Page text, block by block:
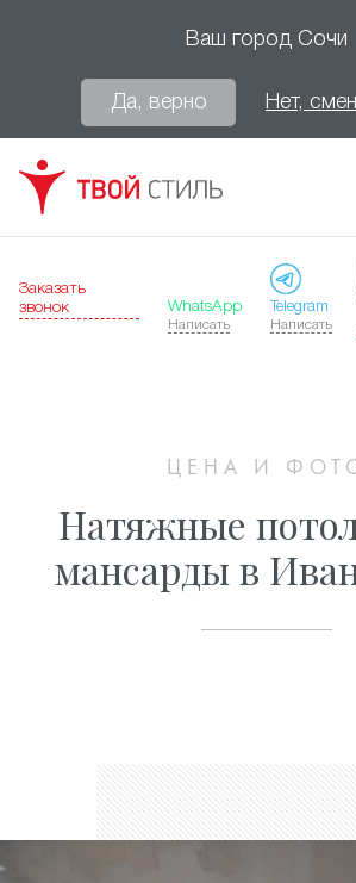
Ваш город Сочи
Да, верно Нет,
Заказать
звонок
WhatsApp
Написать
Telegram
Написать
ЦЕНА И
Натяжные
мансарды в